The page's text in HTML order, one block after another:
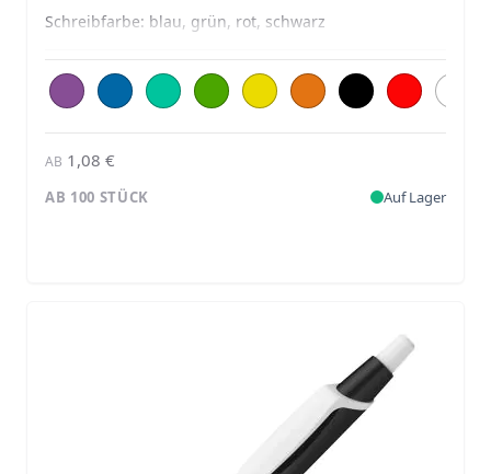
Schreibfarbe: blau, grün, rot, schwarz
AB 1,08 €
AB 100 STÜCK Auf Lager